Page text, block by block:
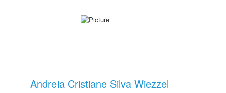
Andreia Cristiane Silva Wiezzel